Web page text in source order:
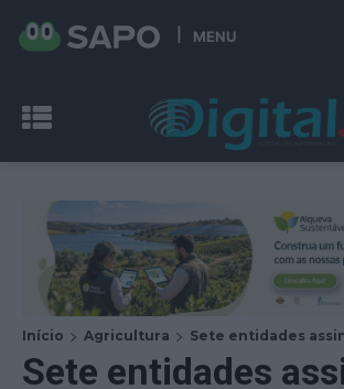
MENU
Início Agricultura Sete entidades
Sete entidades